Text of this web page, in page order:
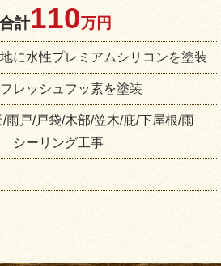
計110万円
に水性プレミアムシリコンを塗装
レッシュフッ素を塗装
雨戸/戸袋/木部/笠木/庇/下屋根/雨
ーリング工事